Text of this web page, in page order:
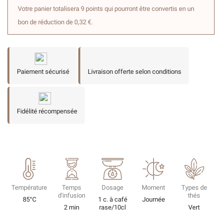
Votre panier totalisera 9 points qui pourront être convertis en un
bon de réduction de 0,32 €.
Paiement sécurisé Livraison offerte selon conditions
Fidélité récompensée
Température
85°C
Temps
d'infusion
2 min
Dosage
1 c. à café
rase/10cl
Moment
Journée
Types de
thés
Vert